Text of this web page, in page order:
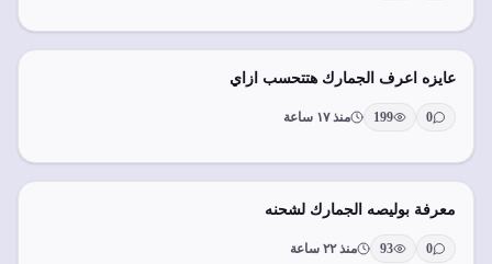
عايزه اعرف الجمارك هتتحسب ازاي
0
199 منذ ١٧ ساعة
معرفة بوليصه الجمارك لشحنه
0
93 منذ ٢٢ ساعة